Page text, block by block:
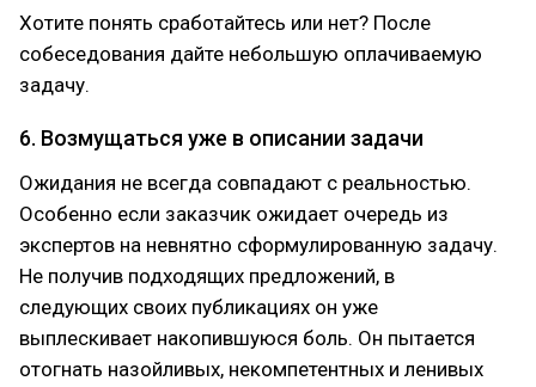
Хотите понять сработайтесь или нет? После
собеседования дайте небольшую оплачиваемую
задачу.
6. Возмущаться уже в описании задачи
Ожидания не всегда совпадают с реальностью.
Особенно если заказчик ожидает очередь из
экспертов на невнятно сформулированную задачу.
Не получив подходящих предложений, в
следующих своих публикациях он уже
выплескивает накопившуюся боль. Он пытается
отогнать назойливых, некомпетентных и ленивых